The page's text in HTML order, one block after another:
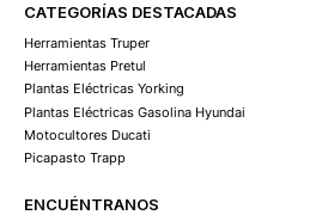
CATEGORÍAS DESTACADAS
Herramientas Truper
Herramientas Pretul
Plantas Eléctricas Yorking
Plantas Eléctricas Gasolina Hyundai
Motocultores Ducati
Picapasto Trapp
ENCUÉNTRANOS